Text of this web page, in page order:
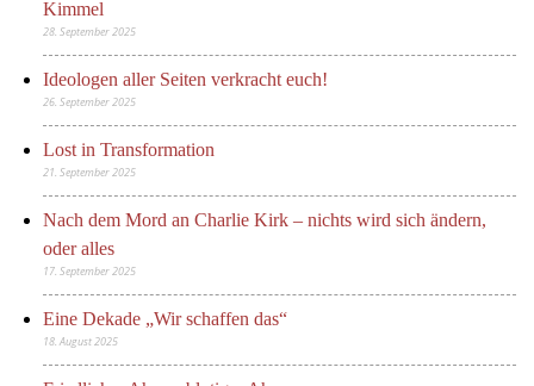
Kimmel
28. September 2025
Ideologen aller Seiten verkracht euch!
26. September 2025
Lost in Transformation
21. September 2025
Nach dem Mord an Charlie Kirk – nichts wird sich ändern,
oder alles
17. September 2025
Eine Dekade „Wir schaffen das“
18. August 2025